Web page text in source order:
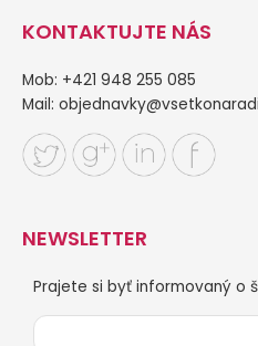
KONTAKTUJTE NÁS
Mob: +421 948 255 085
Mail:
NEWSLETTER
Prajete si byť informovaný o